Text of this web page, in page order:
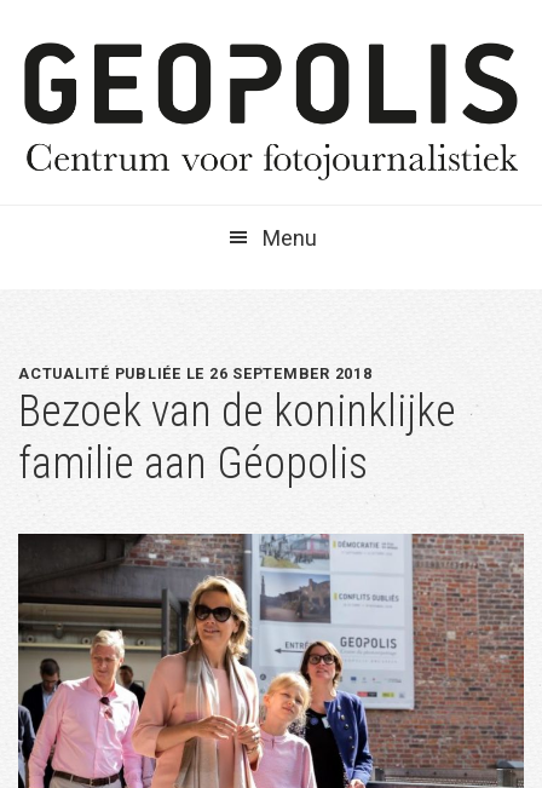
naar
hoofdnavigatie
naar
hoofd
inhoud
naar
eerste
sidebar
Menu
ACTUALITÉ PUBLIÉE LE 26 SEPTEMBER 2018
Bezoek van de koninklijke
familie aan Géopolis